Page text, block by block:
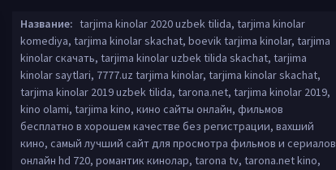
Название: tarjima kinolar 2020 uzbek tilida, tarjima kinolar
komediya, tarjima kinolar skachat, boevik tarjima kinolar, tarjima
kinolar скачать, tarjima kinolar uzbek tilida skachat, tarjima
kinolar saytlari, 7777.uz tarjima kinolar, tarjima kinolar skachat,
tarjima kinolar 2019 uzbek tilida, tarona.net, tarjima kinolar 2019,
kino olami, tarjima kino, кино сайты онлайн, фильмов
бесплатно в хорошем качестве без регистрации, вахший
кино, самый лучший сайт для просмотра фильмов и сериалов
онлайн hd 720, романтик кинолар, tarona tv, tarona.net kino,